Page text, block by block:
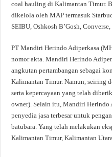
coal hauling di Kalimantan Timur.
dikelola oleh MAP termasuk
SEIBU, Oshkosh B’Gosh,
PT Mandiri Herindo Adiperkasa
nomor akta. Mandiri Herindo
angkutan pertambangan sebagai
Kalimantan Timur. Namun, seiring
serta kepercayaan yang telah
owner). Selain itu, Mandiri Herindo
penyedia jasa terbesar untuk
batubara. Yang telah melakukan
Kalimantan Timur, Kalimantan